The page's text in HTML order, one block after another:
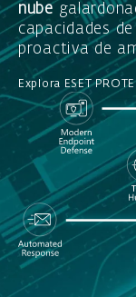
nube
capacidades
proactiva de
Explora ESET